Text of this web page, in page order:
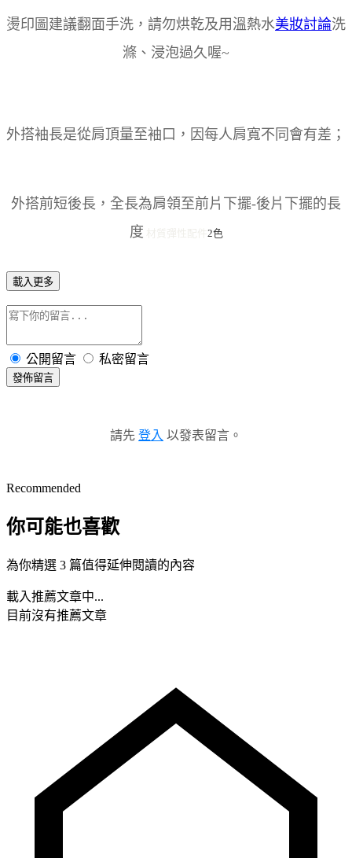
燙印圖建議翻面手洗，請勿烘乾及用溫熱水美妝討論洗
滌、浸泡過久喔~
外搭袖長是從肩頂量至袖口，因每人肩寬不同會有差；
外搭前短後長，全長為肩領至前片下擺-後片下擺的長
度
2色
載入更多
公開留言 私密留言
發佈留言
請先 登入 以發表留言。
Recommended
你可能也喜歡
為你精選 3 篇值得延伸閱讀的內容
載入推薦文章中...
目前沒有推薦文章